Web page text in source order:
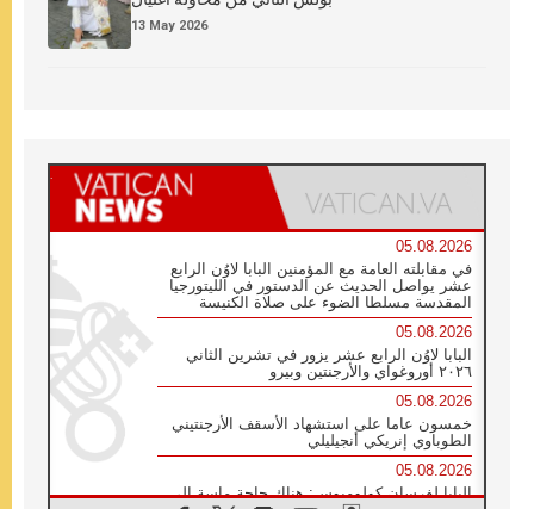
13 May 2026
05.08.2026
في مقابلته العامة مع المؤمنين البابا لاوُن الرابع
عشر يواصل الحديث عن الدستور في الليتورجيا
المقدسة مسلطا الضوء على صلاة الكنيسة
05.08.2026
البابا لاوُن الرابع عشر يزور في تشرين الثاني
٢٠٢٦ أوروغواي والأرجنتين وبيرو
05.08.2026
خمسون عاما على استشهاد الأسقف الأرجنتيني
الطوباوي إنريكي أنجيليلي
05.08.2026
البابا لفرسان كولومبوس: هناك حاجة ماسة إلى